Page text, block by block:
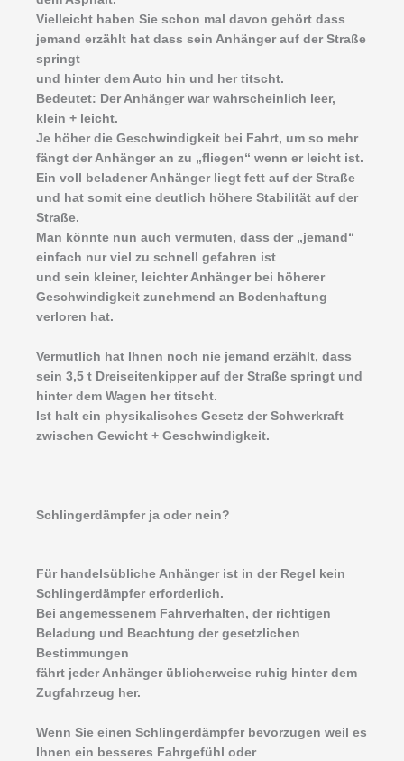
Vielleicht haben Sie schon mal davon gehört dass
jemand erzählt hat dass sein Anhänger auf der Straße
springt
und hinter dem Auto hin und her titscht.
Bedeutet: Der Anhänger war wahrscheinlich leer,
klein + leicht.
Je höher die Geschwindigkeit bei Fahrt, um so mehr
fängt der Anhänger an zu „fliegen“ wenn er leicht ist.
Ein voll beladener Anhänger liegt fett auf der Straße
und hat somit eine deutlich höhere Stabilität auf der
Straße.
Man könnte nun auch vermuten, dass der „jemand“
einfach nur viel zu schnell gefahren ist
und sein kleiner, leichter Anhänger bei höherer
Geschwindigkeit zunehmend an Bodenhaftung
verloren hat.
Vermutlich hat Ihnen noch nie jemand erzählt, dass
sein 3,5 t Dreiseitenkipper auf der Straße springt und
hinter dem Wagen her titscht.
Ist halt ein physikalisches Gesetz der Schwerkraft
zwischen Gewicht + Geschwindigkeit.
Schlingerdämpfer ja oder nein?
Für handelsübliche Anhänger ist in der Regel kein
Schlingerdämpfer erforderlich.
Bei angemessenem Fahrverhalten, der richtigen
Beladung und Beachtung der gesetzlichen
Bestimmungen
fährt jeder Anhänger üblicherweise ruhig hinter dem
Zugfahrzeug her.
Wenn Sie einen Schlingerdämpfer bevorzugen weil es
Ihnen ein besseres Fahrgefühl oder